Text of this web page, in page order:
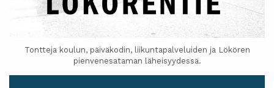
Tontteja koulun, päiväkodin, liikuntapalveluiden ja Lökören
pienvenesataman läheisyydessä.